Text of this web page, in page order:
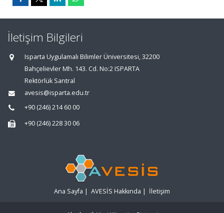
İletişim Bilgileri
Isparta Uygulamalı Bilimler Üniversitesi, 32200
Bahçelievler Mh. 143. Cd. No:2 ISPARTA
Rektörlük Santral
avesis@isparta.edu.tr
+90 (246) 214 60 00
+90 (246) 228 30 06
Ana Sayfa | AVESİS Hakkında | İletişim